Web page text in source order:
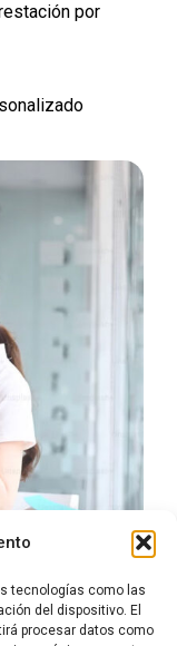
tecnologías como las
del dispositivo. El
procesar datos como
por